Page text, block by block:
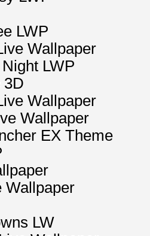
LWP
Wallpaper
LWP
3D
Wallpaper
Wallpaper
EX Theme
Wallpaper
LW